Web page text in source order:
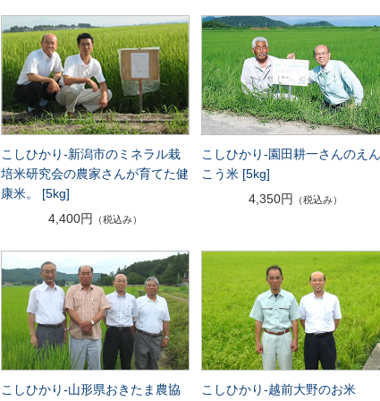
こしひかり-新潟市のミネラル栽
培米研究会の農家さんが育てた健
康米。 [5kg]
4,400円 （税込み）
こしひかり-園田耕一さんのえ
こう米 [5kg]
4,350円
（税込み）
こしひかり-山形県おきたま農協 こしひかり-越前大野のお米